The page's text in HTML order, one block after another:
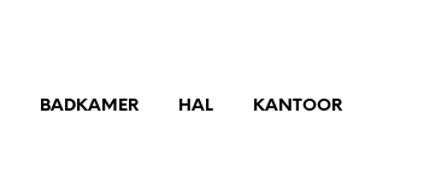
BADKAMER HAL KANTOOR